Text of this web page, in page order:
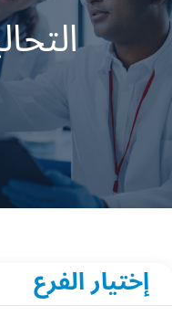
إختيار الفرع